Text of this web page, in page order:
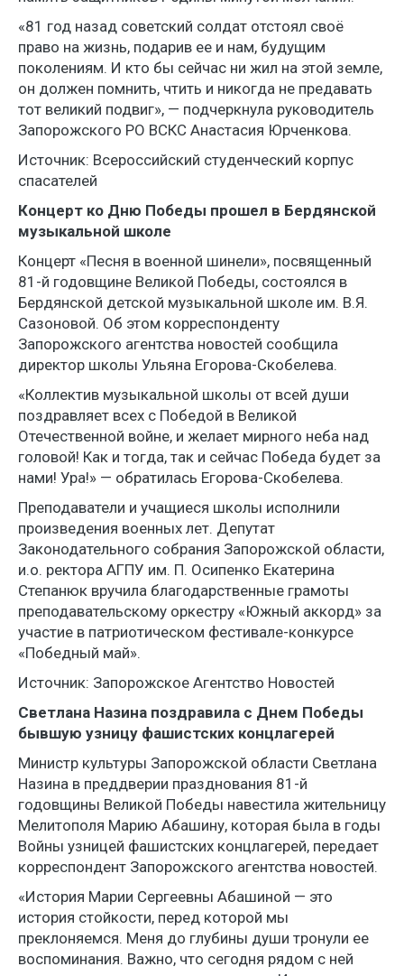
«81 год назад советский солдат отстоял своё
право на жизнь, подарив ее и нам, будущим
поколениям. И кто бы сейчас ни жил на этой земле,
он должен помнить, чтить и никогда не предавать
тот великий подвиг», — подчеркнула руководитель
Запорожского РО ВСКС Анастасия Юрченкова.
Источник: Всероссийский студенческий корпус
спасателей
Концерт ко Дню Победы прошел в Бердянской
музыкальной школе
Концерт «Песня в военной шинели», посвященный
81-й годовщине Великой Победы, состоялся в
Бердянской детской музыкальной школе им. В.Я.
Сазоновой. Об этом корреспонденту
Запорожского агентства новостей сообщила
директор школы Ульяна Егорова-Скобелева.
«Коллектив музыкальной школы от всей души
поздравляет всех с Победой в Великой
Отечественной войне, и желает мирного неба над
головой! Как и тогда, так и сейчас Победа будет за
нами! Ура!» — обратилась Егорова-Скобелева.
Преподаватели и учащиеся школы исполнили
произведения военных лет. Депутат
Законодательного собрания Запорожской области,
и.о. ректора АГПУ им. П. Осипенко Екатерина
Степанюк вручила благодарственные грамоты
преподавательскому оркестру «Южный аккорд» за
участие в патриотическом фестивале-конкурсе
«Победный май».
Источник: Запорожское Агентство Новостей
Светлана Назина поздравила с Днем Победы
бывшую узницу фашистских концлагерей
Министр культуры Запорожской области Светлана
Назина в преддверии празднования 81-й
годовщины Великой Победы навестила жительницу
Мелитополя Марию Абашину, которая была в годы
Войны узницей фашистских концлагерей, передает
корреспондент Запорожского агентства новостей.
«История Марии Сергеевны Абашиной — это
история стойкости, перед которой мы
преклоняемся. Меня до глубины души тронули ее
воспоминания. Важно, что сегодня рядом с ней